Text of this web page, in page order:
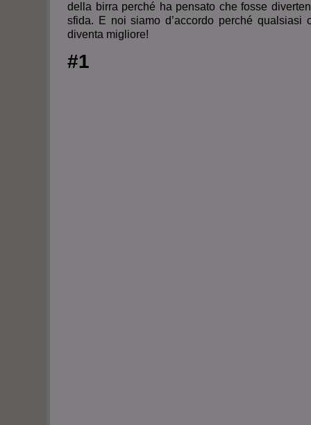
della birra perché ha pensato che fosse
sfida. E noi siamo d’accordo perché qualsiasi
diventa migliore!
#1